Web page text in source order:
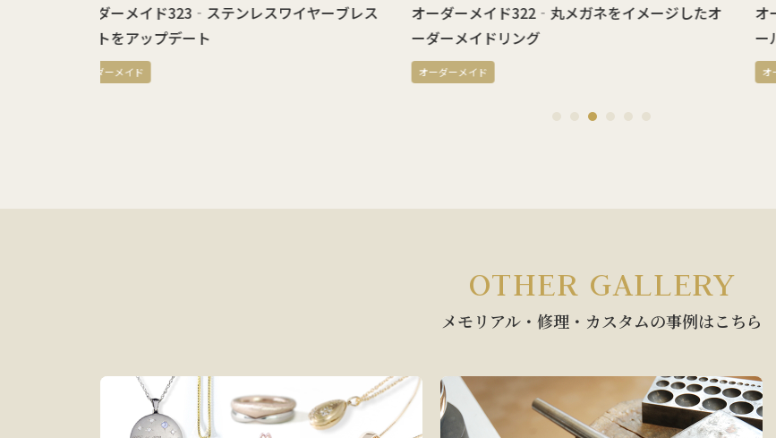
オーダーメイド322‐丸メガネをイメージしたオ
ーダーメイドリング
オーダーメイド
オーダーメイド321-宇宙を感じてブラックオパ
ールのペンダントトップ
オーダーメイド
OTHER GALLERY
メモリアル・修理・カスタムの事例はこちら